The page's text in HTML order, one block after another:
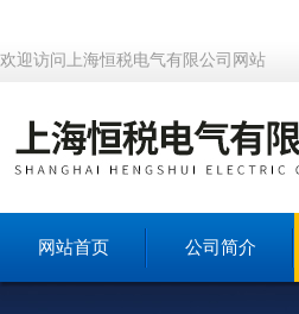
欢迎访问上海恒税电气有限公司网站
网站首页 公司简介